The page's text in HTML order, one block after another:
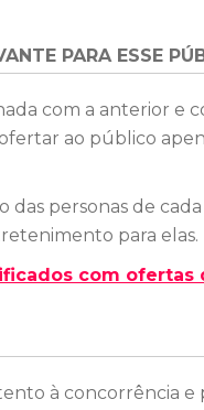
PARA ESSE
com a anterior e
ao público
personas de
para elas.
com
à concorrência